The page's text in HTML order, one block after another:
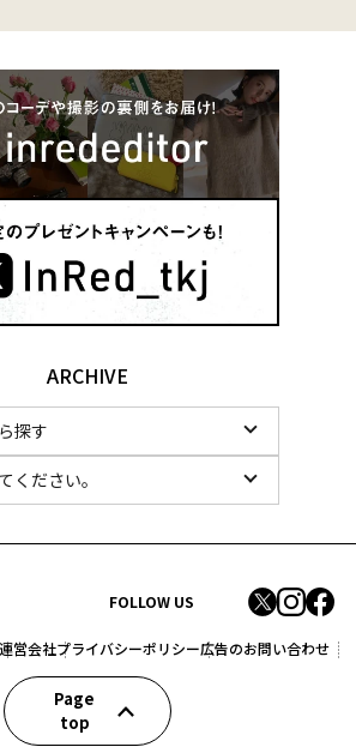
ARCHIVE
FOLLOW US
営会社プライバシーポリシー広告のお問い合わせ
Page
top